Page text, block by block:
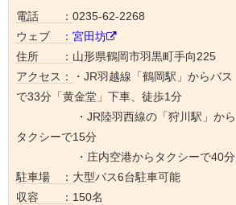
電話 ： 0235-62-2268
ウェブ ： 宮田坊
住所 ： 山形県鶴岡市羽黒町手向225
アクセス：
・JR羽越線「鶴岡駅」からバス
で33分「黄金堂」下車、徒歩1分
・JR陸羽西線の「狩川駅」から
タクシーで15分
・庄内空港からタクシーで40分
駐車場 ： 大型バス6台駐車可能
収容 ： 150名